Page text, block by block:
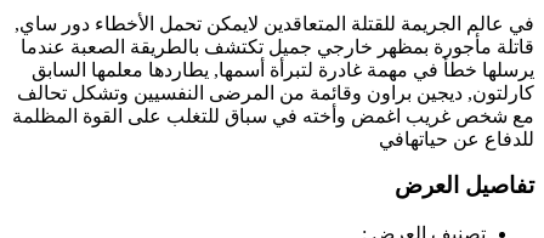
في عالم الجريمة للقتلة المتعاقدين لايمكن تحمل الأخطاء دور ساي,
قاتلة مأجورة بمظهر خارجي جميل تكتشف بالطريقة الصعبة عندما
يرسلها خطأ في مهمة غادرة لتبرأة أسمها, يطاردها معلمها السابق
كارلتون, ديجين براون وقائمة من المرضى النفسيين وتشكل تحالف
مع شخص غريب اغمض وأخته في سباق للتغلب على القوة المظلمة
للدفاع عن حياتها‎في
تفاصيل العرض